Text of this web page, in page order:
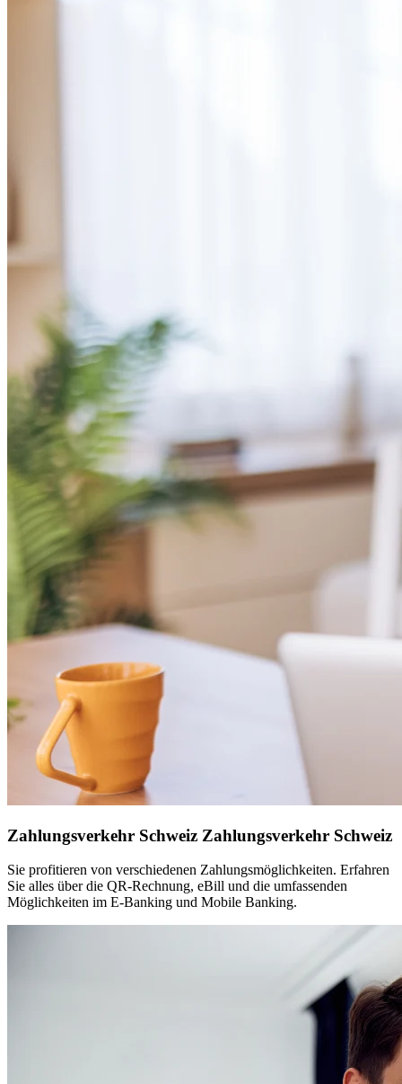
Zahlungsverkehr Schweiz Zahlungsverkehr Schweiz
Sie profitieren von verschiedenen Zahlungsmöglichkeiten. Erfahren
Sie alles über die QR-Rechnung, eBill und die umfassenden
Möglichkeiten im E-Banking und Mobile Banking.